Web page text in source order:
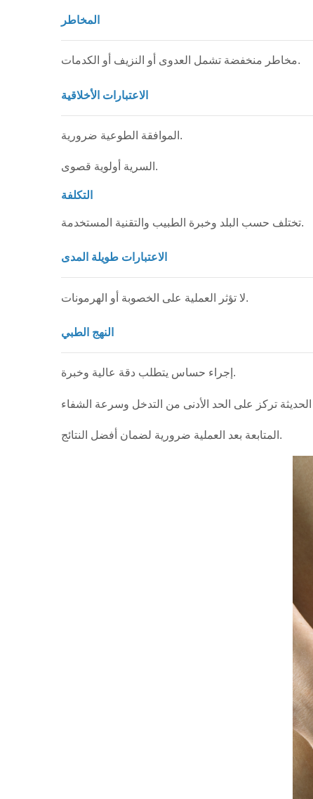
المخاطر
مخاطر منخفضة تشمل العدوى أو النزيف أو الكدمات.
الاعتبارات الأخلاقية
الموافقة الطوعية ضرورية.
السرية أولوية قصوى.
التكلفة
تختلف حسب البلد وخبرة الطبيب والتقنية المستخدمة.
الاعتبارات طويلة المدى
لا تؤثر العملية على الخصوبة أو الهرمونات.
النهج الطبي
إجراء حساس يتطلب دقة عالية وخبرة.
المتابعة بعد العملية ضرورية لضمان أفضل النتائج.